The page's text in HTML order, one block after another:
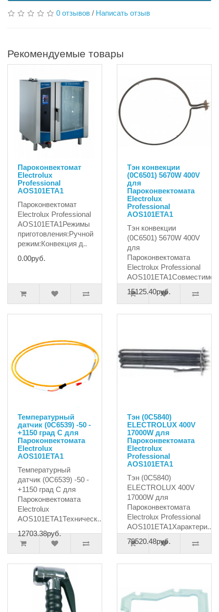
0 отзывов / Написать отзыв
Рекомендуемые товары
Пароконвектомат
Electrolux
Professional
AOS101ETA1
Пароконвектомат
Electrolux Professional
AOS101ETA1Режимы
приготовления:Ручной
режим:Конвекция д..
0.00руб.
Тэн конвекции
(0C6501) 5670W 400V
для
Пароконвектомата
Electrolux
Professional
AOS101ETA1
Тэн конвекции
(0C6501) 5670W 400V
для
Пароконвектомата
Electrolux Professional
15125.40руб.
Температурный
датчик (0C6539) -50 -
+1150 град С для
Пароконвектомата
Electrolux
AOS101ETA1
Температурный
датчик (0C6539) -50 -
+1150 град С для
Пароконвектомата
Electrolux
AOS101ETA1Техническ..
12703.38руб.
Тэн (0C5840)
ELECTROLUX 400V
17000W для
Пароконвектомата
Electrolux
Professional
AOS101ETA1
Тэн (0C5840)
ELECTROLUX 400V
17000W для
Пароконвектомата
Electrolux Professional
AOS101ETA1Характери..
79520.48руб.